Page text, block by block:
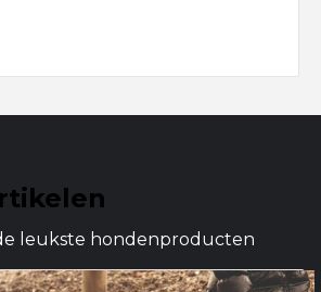
leukste hondenproducten